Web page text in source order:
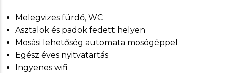
Melegvizes fürdő, WC
Asztalok és padok fedett helyen
Mosási lehetőség automata mosógéppel
Egész éves nyitvatartás
Ingyenes wifi